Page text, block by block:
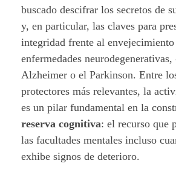
t
e
g
e
l
a
a
buscado descifrar los secretos de
y, en particular, las claves para
integridad frente al
enfermedades
Alzheimer o el Parkinson. Entre
protectores más relevantes, la
es un pilar fundamental en la
reserva cognitiva: el recurso que
las facultades mentales incluso
exhibe signos de deterioro.